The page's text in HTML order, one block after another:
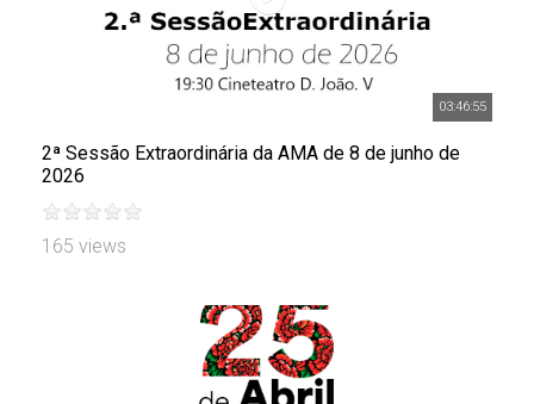
03:46:55
2ª Sessão Extraordinária da AMA de 8 de junho de
2026
165 views